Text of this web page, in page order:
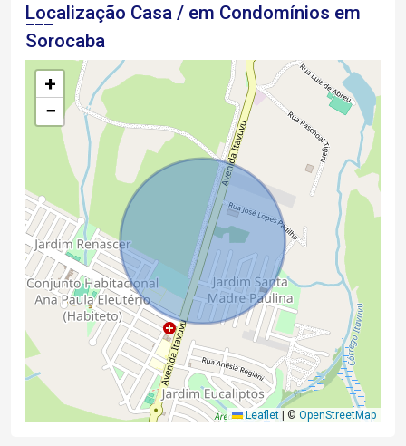
Localização Casa / em Condomínios em
Sorocaba
+
−
Leaflet | © OpenStreetMap